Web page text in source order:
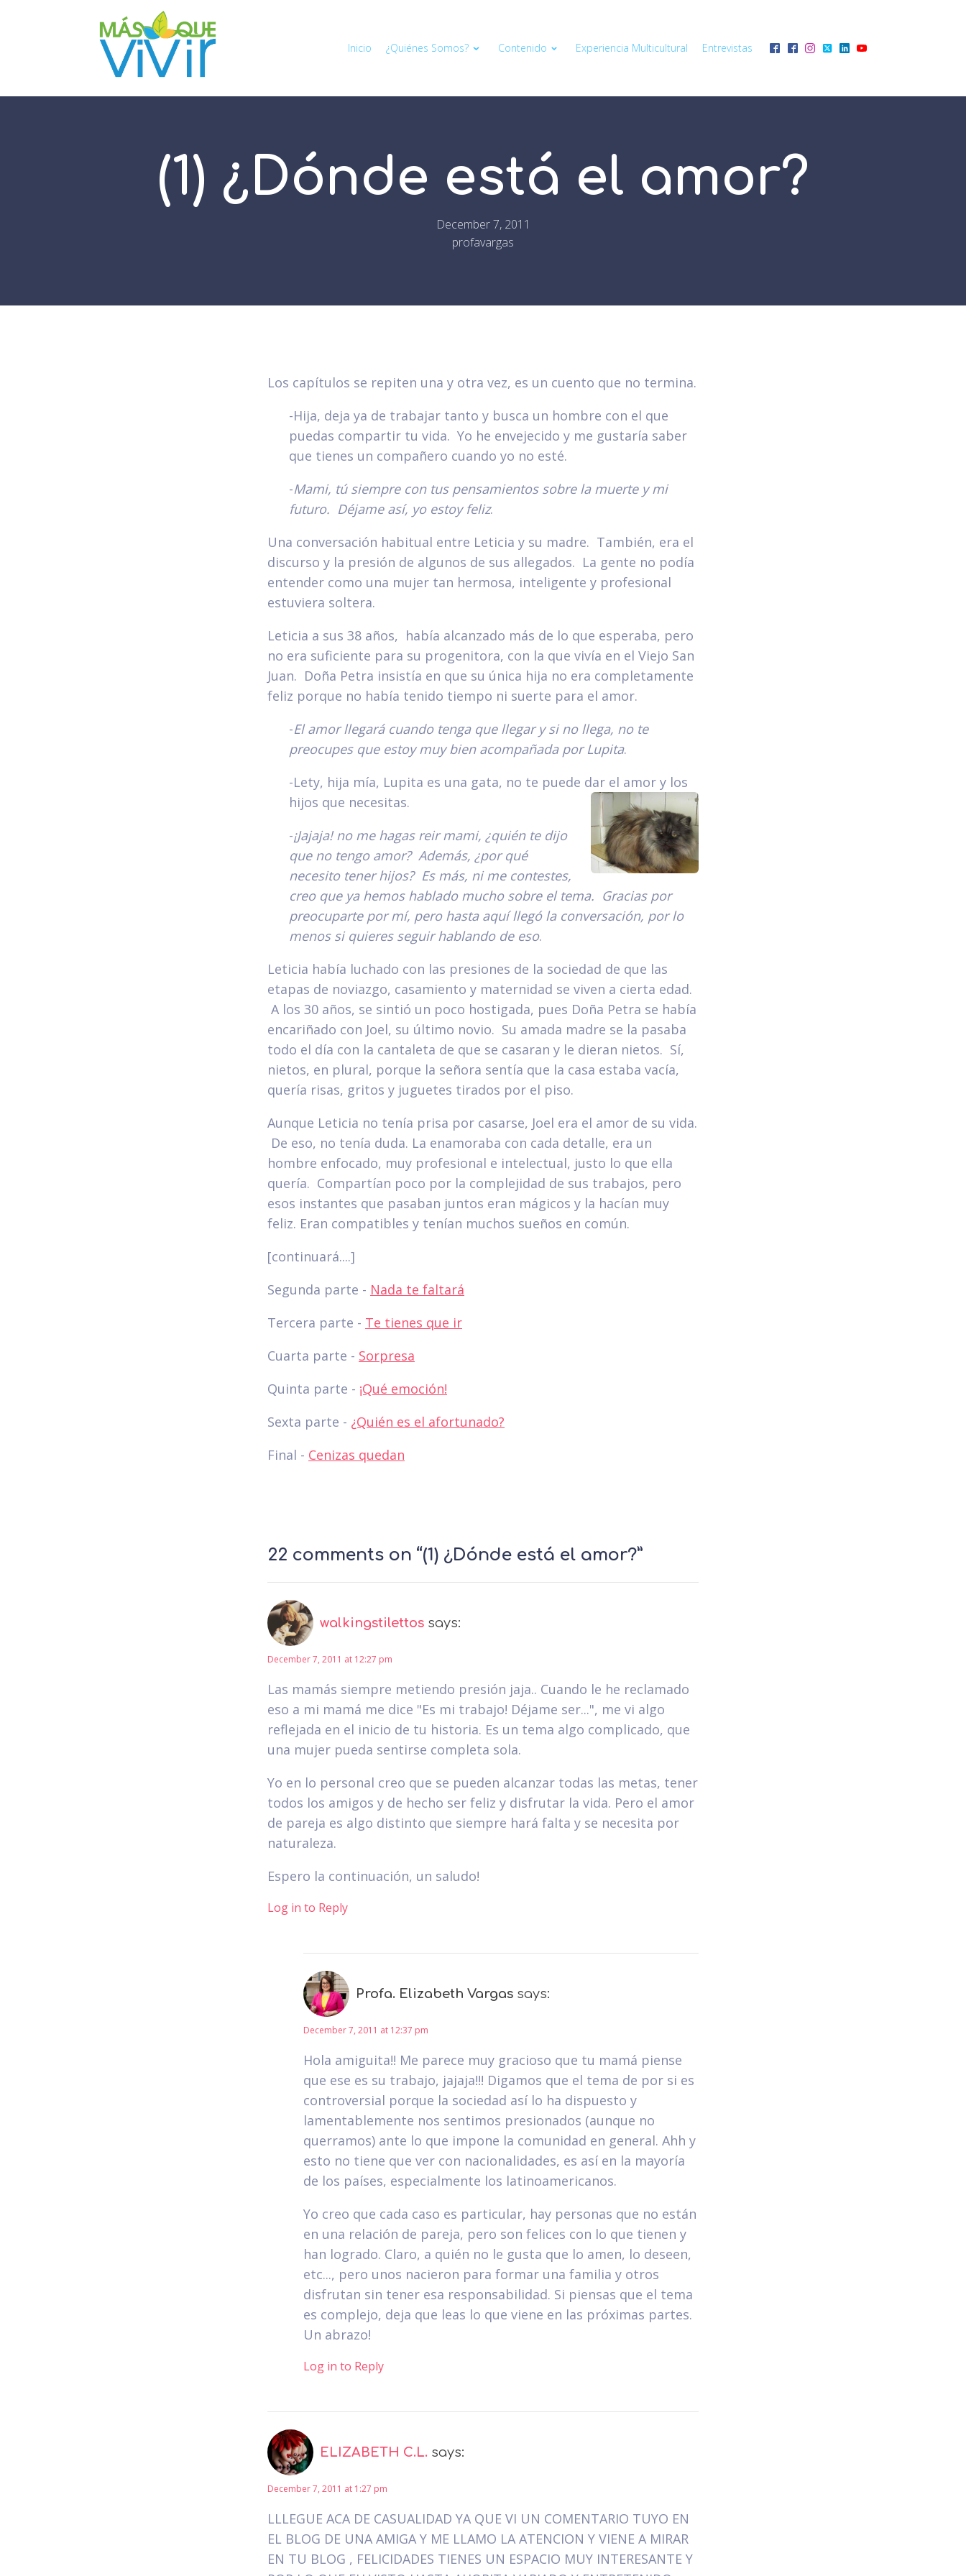
Inicio ¿Quiénes Somos? Contenido Experiencia Multicultural Entrevistas
(1) ¿Dónde está el amor?
December 7, 2011
profavargas
Los capítulos se repiten una y otra vez, es un cuento que no termina.
-Hija, deja ya de trabajar tanto y busca un hombre con el que
puedas compartir tu vida. Yo he envejecido y me gustaría saber
que tienes un compañero cuando yo no esté.
-Mami, tú siempre con tus pensamientos sobre la muerte y mi
futuro. Déjame así, yo estoy feliz.
Una conversación habitual entre Leticia y su madre. También, era el
discurso y la presión de algunos de sus allegados. La gente no podía
entender como una mujer tan hermosa, inteligente y profesional
estuviera soltera.
Leticia a sus 38 años, había alcanzado más de lo que esperaba, pero
no era suficiente para su progenitora, con la que vivía en el Viejo San
Juan. Doña Petra insistía en que su única hija no era completamente
feliz porque no había tenido tiempo ni suerte para el amor.
-El amor llegará cuando tenga que llegar y si no llega, no te
preocupes que estoy muy bien acompañada por Lupita.
-Lety, hija mía, Lupita es una gata, no te puede dar el amor y los
hijos que necesitas.
-¡Jajaja! no me hagas reir mami, ¿quién te dijo
que no tengo amor? Además, ¿por qué
necesito tener hijos? Es más, ni me contestes,
creo que ya hemos hablado mucho sobre el tema. Gracias por
preocuparte por mí, pero hasta aquí llegó la conversación, por lo
menos si quieres seguir hablando de eso.
Leticia había luchado con las presiones de la sociedad de que las
etapas de noviazgo, casamiento y maternidad se viven a cierta edad.
A los 30 años, se sintió un poco hostigada, pues Doña Petra se había
encariñado con Joel, su último novio. Su amada madre se la pasaba
todo el día con la cantaleta de que se casaran y le dieran nietos. Sí,
nietos, en plural, porque la señora sentía que la casa estaba vacía,
quería risas, gritos y juguetes tirados por el piso.
Aunque Leticia no tenía prisa por casarse, Joel era el amor de su vida.
De eso, no tenía duda. La enamoraba con cada detalle, era un
hombre enfocado, muy profesional e intelectual, justo lo que ella
quería. Compartían poco por la complejidad de sus trabajos, pero
esos instantes que pasaban juntos eran mágicos y la hacían muy
feliz. Eran compatibles y tenían muchos sueños en común.
[continuará....]
Segunda parte - Nada te faltará
Tercera parte - Te tienes que ir
Cuarta parte - Sorpresa
Quinta parte - ¡Qué emoción!
Sexta parte - ¿Quién es el afortunado?
Final - Cenizas quedan
22 comments on “(1) ¿Dónde está el amor?”
walkingstilettos says:
December 7, 2011 at 12:27 pm
Las mamás siempre metiendo presión jaja.. Cuando le he reclamado
eso a mi mamá me dice "Es mi trabajo! Déjame ser...", me vi algo
reflejada en el inicio de tu historia. Es un tema algo complicado, que
una mujer pueda sentirse completa sola.
Yo en lo personal creo que se pueden alcanzar todas las metas, tener
todos los amigos y de hecho ser feliz y disfrutar la vida. Pero el amor
de pareja es algo distinto que siempre hará falta y se necesita por
naturaleza.
Espero la continuación, un saludo!
Log in to Reply
Profa. Elizabeth Vargas says:
December 7, 2011 at 12:37 pm
Hola amiguita!! Me parece muy gracioso que tu mamá piense
que ese es su trabajo, jajaja!!! Digamos que el tema de por si es
controversial porque la sociedad así lo ha dispuesto y
lamentablemente nos sentimos presionados (aunque no
querramos) ante lo que impone la comunidad en general. Ahh y
esto no tiene que ver con nacionalidades, es así en la mayoría
de los países, especialmente los latinoamericanos.
Yo creo que cada caso es particular, hay personas que no están
en una relación de pareja, pero son felices con lo que tienen y
han logrado. Claro, a quién no le gusta que lo amen, lo deseen,
etc..., pero unos nacieron para formar una familia y otros
disfrutan sin tener esa responsabilidad. Si piensas que el tema
es complejo, deja que leas lo que viene en las próximas partes.
Un abrazo!
Log in to Reply
ELIZABETH C.L. says:
December 7, 2011 at 1:27 pm
LLLEGUE ACA DE CASUALIDAD YA QUE VI UN COMENTARIO TUYO EN
EL BLOG DE UNA AMIGA Y ME LLAMO LA ATENCION Y VIENE A MIRAR
EN TU BLOG , FELICIDADES TIENES UN ESPACIO MUY INTERESANTE Y